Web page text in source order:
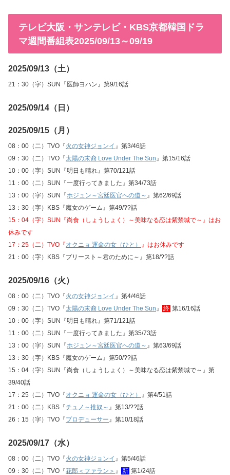
テレビ大阪・サンテレビ・KBS京都韓国ドラ
マ週間番組表2025/09/13～09/19
2025/09/13（土）
21：30（字）SUN『医師ヨハン』第9/16話
2025/09/14（日）
2025/09/15（月）
08：00（二）TVO『火の女神ジョンイ 』第3/46話
09：30（二）TVO『太陽の末裔 Love Under The Sun』第15/16話
10：00（字）SUN『明日も晴れ』第70/121話
11：00（二）SUN『一度行ってきました』第34/73話
13：00（字）SUN『ホジュン～宮廷医官への道～ 』第62/69話
13：30（字）KBS『魔女のゲーム』第49/??話
15：04（字）SUN『尚食（しょうしょく）～美味なる恋は紫禁城で～』はお
休みです
17：25（二）TVO『オクニョ 運命の女（ひと） 』はお休みです
21：00（字）KBS『プリースト～君のために～』第18/??話
2025/09/16（火）
08：00（二）TVO『火の女神ジョンイ 』第4/46話
09：30（二）TVO『太陽の末裔 Love Under The Sun』 終 第16/16話
10：00（字）SUN『明日も晴れ』第71/121話
11：00（二）SUN『一度行ってきました』第35/73話
13：00（字）SUN『ホジュン～宮廷医官への道～ 』第63/69話
13：30（字）KBS『魔女のゲーム』第50/??話
15：04（字）SUN『尚食（しょうしょく）～美味なる恋は紫禁城で～』第
39/40話
17：25（二）TVO『オクニョ 運命の女（ひと） 』第4/51話
21：00（二）KBS『チュノ～推奴～ 』第13/??話
26：15（字）TVO『プロデューサー』第10/18話
2025/09/17（水）
08：00（二）TVO『火の女神ジョンイ 』第5/46話
09：30（二）TVO『花郎＜ファラン＞ 』 新 第1/24話